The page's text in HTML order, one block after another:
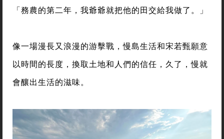
「務農的第二年，我爺爺就把他的田交給我做了。」
像一場漫長又浪漫的游擊戰，慢島生活和宋若甄願意
以時間的長度，換取土地和人們的信任，久了，慢就
會釀出生活的滋味。